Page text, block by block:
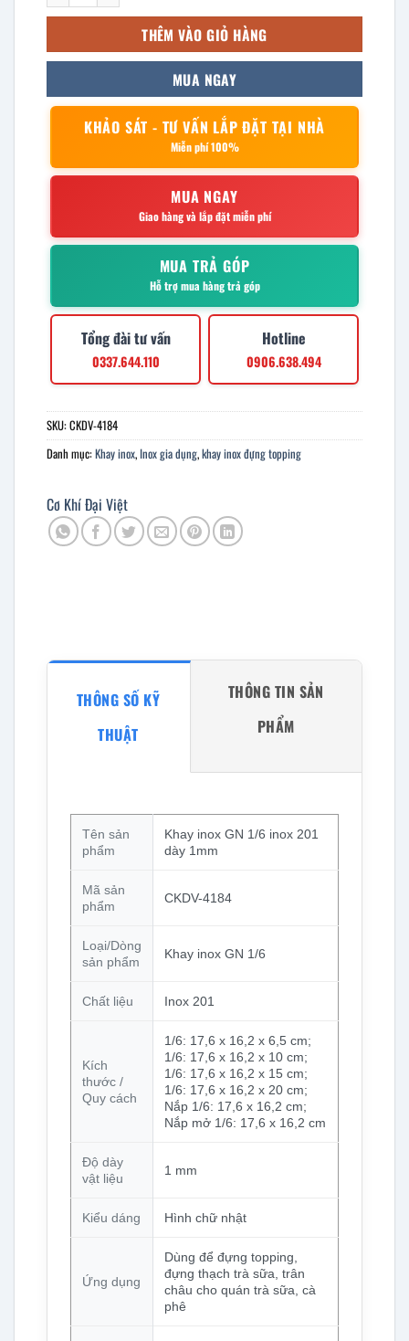
THÊM VÀO GIỎ HÀNG
MUA NGAY
KHẢO SÁT - TƯ VẤN LẮP ĐẶT TẠI NHÀ
Miễn phí 100%
MUA NGAY
Giao hàng và lắp đặt miễn phí
MUA TRẢ GÓP
Hỗ trợ mua hàng trả góp
Tổng đài tư vấn
0337.644.110
Hotline
0906.638.494
SKU:CKDV-4184
Danh mục:Khay inox, Inox gia dụng,khay inox đựng topping
Cơ Khí Đại Việt
THÔNG SỐ KỸ
THUẬT
THÔNG TIN SẢN
PHẨM
Tên sản
phẩm
Khay inox GN 1/6 inox 201
dày 1mm
Mã sản
phẩm
CKDV-4184
Loại/Dòng
sản phẩm
Khay inox GN 1/6
Chất liệu Inox 201
Kích
thước /
Quy cách
1/6: 17,6 x 16,2 x 6,5 cm;
1/6: 17,6 x 16,2 x 10 cm;
1/6: 17,6 x 16,2 x 15 cm;
1/6: 17,6 x 16,2 x 20 cm;
Nắp 1/6: 17,6 x 16,2 cm;
Nắp mở 1/6: 17,6 x 16,2 cm
Độ dày
vật liệu
1 mm
Kiểu dáng Hình chữ nhật
Ứng dụng
Dùng để đựng topping,
đựng thạch trà sữa, trân
châu cho quán trà sữa, cà
phê